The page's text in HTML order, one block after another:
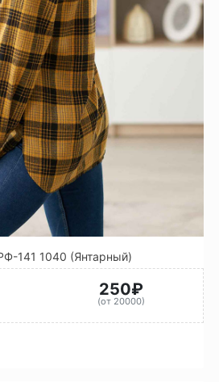
141 1040 (Янтарный)
250₽
(от 20000)